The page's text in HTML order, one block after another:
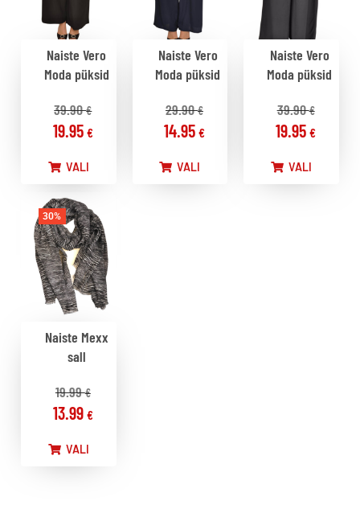
Naiste Vero
Moda püksid
39.90€
19.95 €
VALI
Naiste Vero
Moda püksid
29.90€
14.95 €
VALI
Naiste Vero
Moda püksid
39.90€
19.95€
VALI
30%
Naiste Mexx
sall
19.99€
13.99 €
VALI